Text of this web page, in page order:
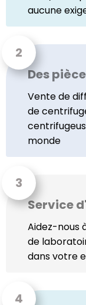
aucune
Des
Vente de
de
monde
Service
Aidez-nous
de
dans votre